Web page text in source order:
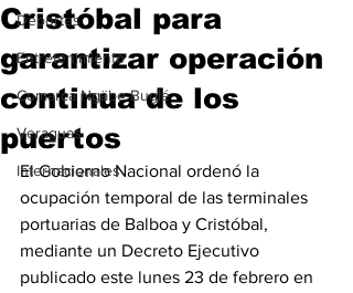
Deportes
Entretenimiento
Comarca Ngäbe-Buglé
Veraguas
Internacionales
Cristóbal para
garantizar operación
continua de los
puertos
El Gobierno Nacional ordenó la
ocupación temporal de las terminales
portuarias de Balboa y Cristóbal,
mediante un Decreto Ejecutivo
publicado este lunes 23 de febrero en